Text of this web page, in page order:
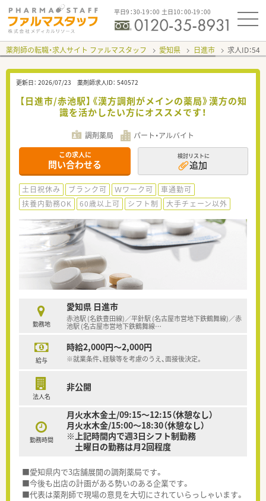
平日9：30-19：00 土日10：00-19：00
薬剤師の転職・求人サイト ファルマスタッフ 愛知県 日進市 求人ID：
更新日： 2026/07/23 薬剤師求人ID： 540572
【日進市/赤池駅】《漢方調剤がメインの薬局》漢方の知
識を活かしたい方にオススメです！
調剤薬局 パート・アルバイト
この求人に
問い合わせる
検討リストに
追加
土日祝休み ブランク可 Ｗワーク可
車通勤可
扶養内勤務OK
60歳以上可 シフト制 大手チェーン以外
勤務地
愛知県 日進市
赤池駅 (名鉄豊田線)／平針駅 (名古屋市営地下鉄鶴舞線)／赤
池駅 (名古屋市営地下鉄鶴舞線…
給与
時給2,000円～2,000円
※就業条件、経験等を考慮のうえ、面接後決定。
法人名
非公開
勤務時間
月火水木金土/09:15～12:15（休憩なし）
月火水木金/15:00～18:30（休憩なし）
※上記時間内で週3日シフト制勤務
土曜日の勤務は月2回程度
■愛知県内で3店舗展開の調剤薬局です。
■今後も出店の計画がある勢いのある企業です。
■代表は薬剤師で現場の意見を大切にされていらっしゃいます。